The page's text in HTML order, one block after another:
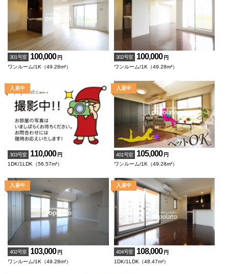
301号室 100,000 円
ワンルーム/1K（49.28m²）
302号室 100,000 円
ワンルーム/1K（49.28m²）
303号室 110,000 円
1DK/1LDK（56.57m²）
401号室 105,000 円
ワンルーム/1K（49.28m²）
402号室 103,000 円
ワンルーム/1K（49.28m²）
404号室 108,000 円
1DK/1LDK（48.47m²）